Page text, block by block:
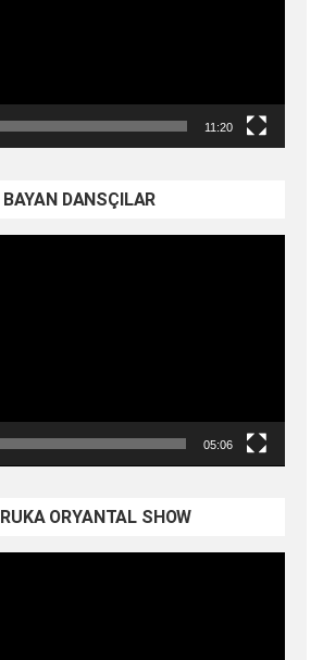
11:20
BAYAN DANSÇILAR
05:06
ORYANTAL SHOW